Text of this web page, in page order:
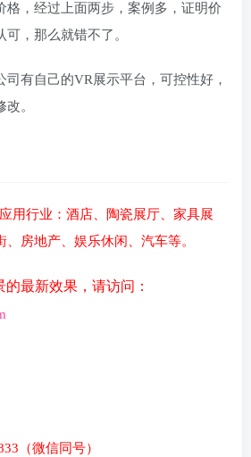
格，经过上面两步，案例多，证明价
，那么就错不了。
司有自己的VR展示平台，可控性好，
。
用行业： 酒店、陶瓷展厅、家具展
房地产、娱乐休闲、汽车等。
最新效果，请访问：
（微信同号）